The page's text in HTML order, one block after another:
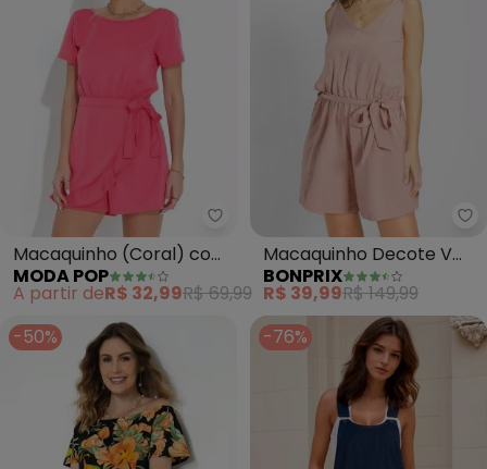
Moda Pop - Macaquinho
Macaquinho (Coral) com
Sobreposição
MODA POP
A partir deR$ 32,99R$ 69,99
Macaquinho Decote V
Regata (Bege)
BONPRIX
R$ 39,99R$ 149,99
-50%
-76%